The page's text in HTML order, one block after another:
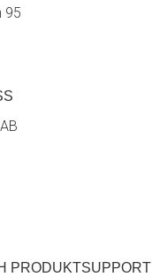
95
PRODUKTSUPPORT